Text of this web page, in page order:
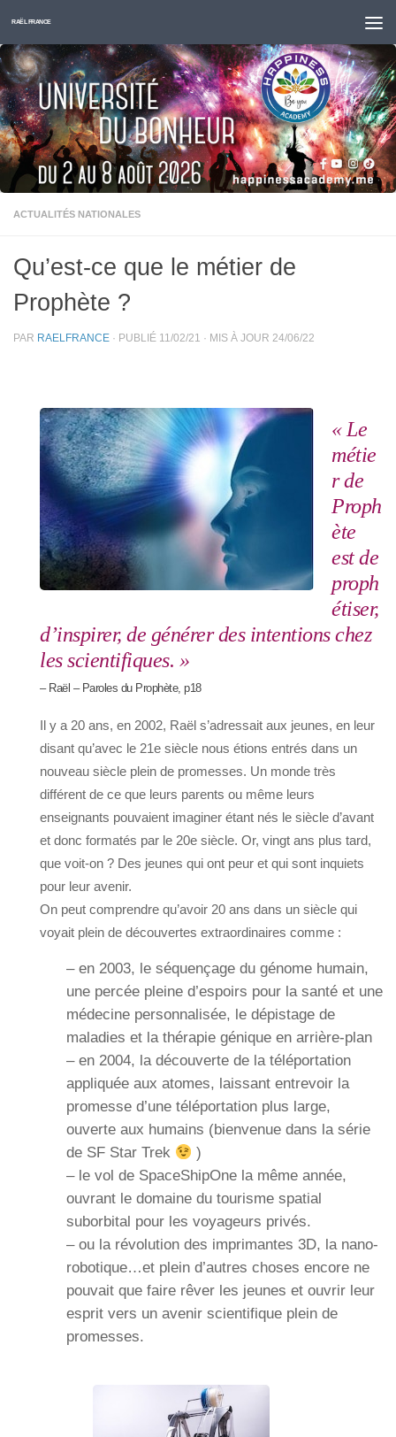
Skip to content
RAËL FRANCE
ACTUALITÉS NATIONALES
Qu’est-ce que le métier de
Prophète ?
PAR RAELFRANCE · PUBLIÉ 11/02/21 · MIS À JOUR 24/06/22
« Le
métie
r de
Proph
ète
est de
proph
étiser,
d’inspirer, de générer des intentions chez
les scientifiques. »
– Raël – Paroles du Prophète, p18
Il y a 20 ans, en 2002, Raël s’adressait aux jeunes, en leur
disant qu’avec le 21e siècle nous étions entrés dans un
nouveau siècle plein de promesses. Un monde très
différent de ce que leurs parents ou même leurs
enseignants pouvaient imaginer étant nés le siècle d’avant
et donc formatés par le 20e siècle. Or, vingt ans plus tard,
que voit-on ? Des jeunes qui ont peur et qui sont inquiets
pour leur avenir.
On peut comprendre qu’avoir 20 ans dans un siècle qui
voyait plein de découvertes extraordinaires comme :
– en 2003, le séquençage du génome humain,
une percée pleine d’espoirs pour la santé et une
médecine personnalisée, le dépistage de
maladies et la thérapie génique en arrière-plan
– en 2004, la découverte de la téléportation
appliquée aux atomes, laissant entrevoir la
promesse d’une téléportation plus large,
ouverte aux humains (bienvenue dans la série
de SF Star Trek
)
– le vol de SpaceShipOne la même année,
ouvrant le domaine du tourisme spatial
suborbital pour les voyageurs privés.
– ou la révolution des imprimantes 3D, la nano-
robotique…et plein d’autres choses encore ne
pouvait que faire rêver les jeunes et ouvrir leur
esprit vers un avenir scientifique plein de
promesses.